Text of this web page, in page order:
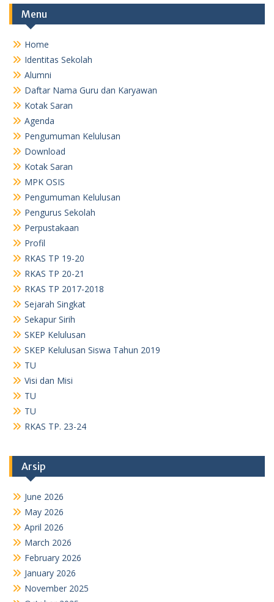
Pengumuman Kelulusan
Pengurus Sekolah
Perpustakaan
Profil
RKAS TP 19-20
RKAS TP 20-21
RKAS TP 2017-2018
Sejarah Singkat
Sekapur Sirih
SKEP Kelulusan
SKEP Kelulusan Siswa Tahun 2019
TU
Visi dan Misi
TU
TU
RKAS TP. 23-24
Arsip
June 2026
May 2026
April 2026
March 2026
February 2026
January 2026
November 2025
October 2025
September 2025
July 2025
May 2025
April 2025
January 2025
December 2024
November 2024
October 2024
September 2024
August 2024
July 2024